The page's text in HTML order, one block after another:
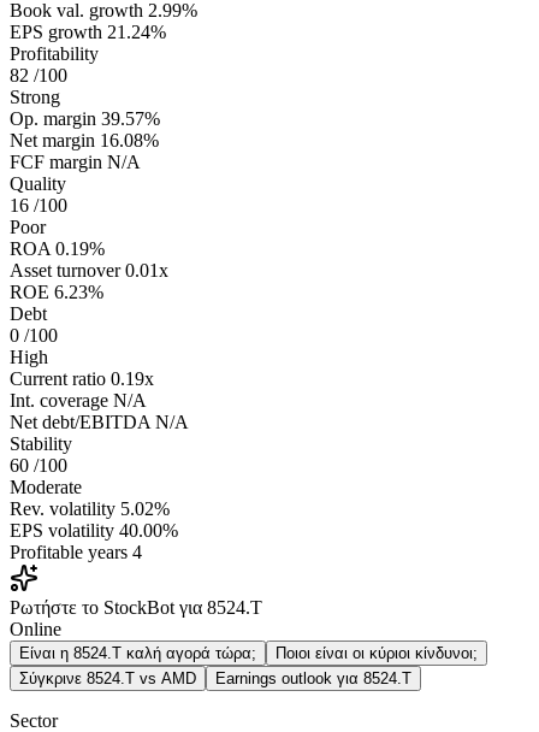
Book val. growth 2.99%
EPS growth 21.24%
Profitability
82 /100
Strong
Op. margin 39.57%
Net margin 16.08%
FCF margin N/A
Quality
16 /100
Poor
ROA 0.19%
Asset turnover 0.01x
ROE 6.23%
Debt
0 /100
High
Current ratio 0.19x
Int. coverage N/A
Net debt/EBITDA N/A
Stability
60 /100
Moderate
Rev. volatility 5.02%
EPS volatility 40.00%
Profitable years 4
Ρωτήστε το StockBot για 8524.T
Online
Είναι η 8524.T καλή αγορά τώρα;
Ποιοι είναι οι κύριοι κίνδυνοι;
Σύγκρινε 8524.T vs AMD
Earnings outlook για 8524.T
Sector